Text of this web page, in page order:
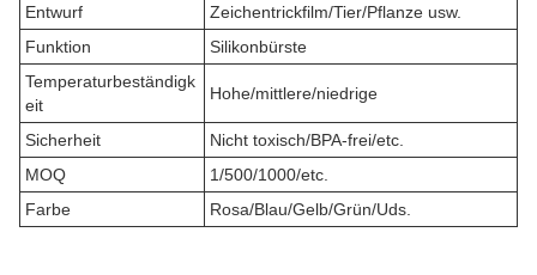
Entwurf
Zeichentrickfilm/Tier/Pflanze usw.
Funktion
Silikonbürste
Temperaturbeständigk
eit
Hohe/mittlere/niedrige
Sicherheit
Nicht toxisch/BPA-frei/etc.
MOQ
1/500/1000/etc.
Farbe
Rosa/Blau/Gelb/Grün/Uds.